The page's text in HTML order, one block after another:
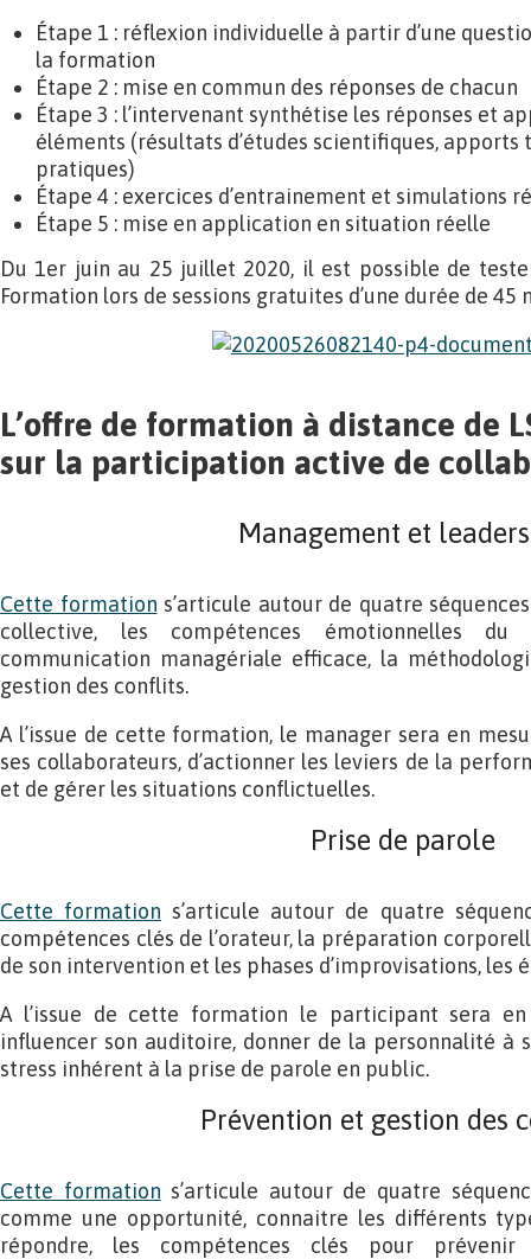
Étape 1 : réflexion individuelle à partir d’une
la formation
Étape 2 : mise en commun des réponses de chacun
Étape 3 : l’intervenant synthétise les réponses et
éléments (résultats d’études scientifiques, apports
pratiques)
Étape 4 : exercices d’entrainement et simulations
Étape 5 : mise en application en situation réelle
Du 1er juin au 25 juillet 2020, il est possible de
Formation lors de sessions gratuites d’une durée de 45
L’offre de formation à distance de
sur la participation active de
Management et
Cette formation s’articule autour de quatre
collective, les compétences émotionnelles du
communication managériale efficace, la
gestion des conflits.
A l’issue de cette formation, le manager sera en
ses collaborateurs, d’actionner les leviers de la
et de gérer les situations conflictuelles.
Prise de parole
Cette formation s’articule autour de quatre
compétences clés de l’orateur, la préparation
de son intervention et les phases d’improvisations, les
A l’issue de cette formation le participant sera
influencer son auditoire, donner de la personnalité à
stress inhérent à la prise de parole en public.
Prévention et gestion des
Cette formation s’articule autour de quatre
comme une opportunité, connaitre les différents
répondre, les compétences clés pour prévenir